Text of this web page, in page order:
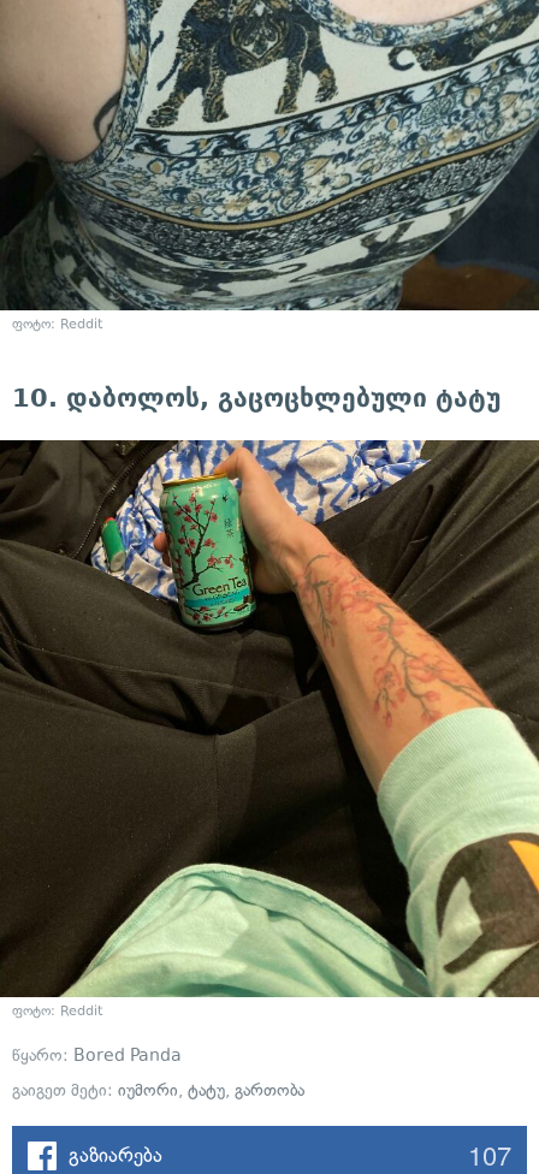
ფოტო: Reddit
10. დაბოლოს, გაცოცხლებული ტატუ
ფოტო: Reddit
წყარო: Bored Panda
გაიგეთ მეტი: იუმორი, ტატუ, გართობა
გაზიარება 107